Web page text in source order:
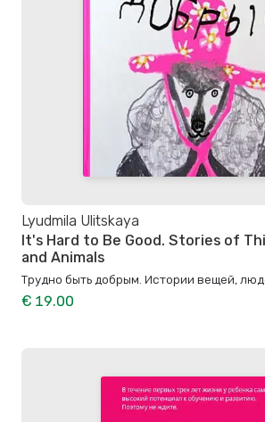
Lyudmila Ulitskaya
It's Hard to Be Good. Stories of
and Animals
Трудно быть добрым. Истории вещей,
€ 19.00